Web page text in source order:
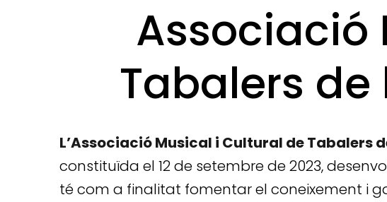
Associació
Tabalers de
L’Associació Musical i Cultural de Tabalers
constituïda el 12 de setembre de 2023,
té com a finalitat fomentar el coneixement i